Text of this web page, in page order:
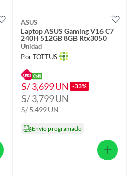
ASUS
Laptop ASUS Gaming V16 C7
240H 512GB 8GB Rtx3050
Unidad
Por TOTTUS
S/ 3,699UN -33%
S/ 3,799UN
S/ 5,499UN
Envío programado